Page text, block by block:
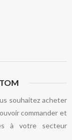
souhaitez acheter
commander et
à votre secteur